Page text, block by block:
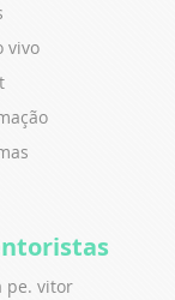
vivo
pe. vitor